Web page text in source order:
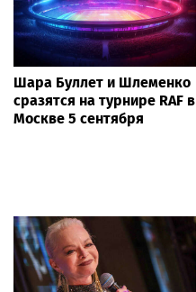
Шара Буллет и Шлеменко
сразятся на турнире RAF в
Москве 5 сентября